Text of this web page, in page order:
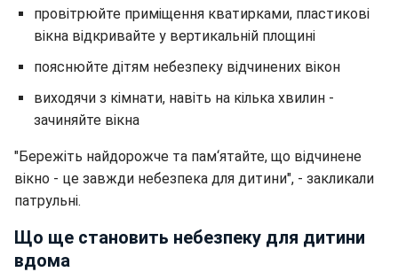
провітрюйте приміщення кватирками, пластикові
вікна відкривайте у вертикальній площині
пояснюйте дітям небезпеку відчинених вікон
виходячи з кімнати, навіть на кілька хвилин -
зачиняйте вікна
"Бережіть найдорожче та пам‘ятайте, що відчинене
вікно - це завжди небезпека для дитини", - закликали
патрульні.
Що ще становить небезпеку для дитини
вдома